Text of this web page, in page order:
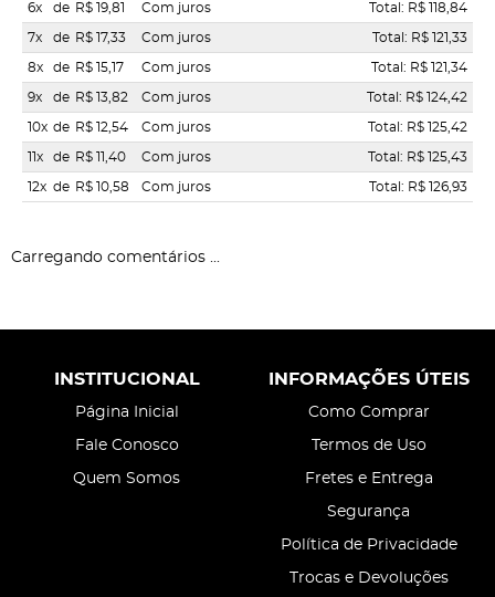
6x de R$ 19,81 Com juros Total: R$ 118,84
7x de R$ 17,33 Com juros Total: R$ 121,33
8x de R$ 15,17 Com juros Total: R$ 121,34
9x de R$ 13,82 Com juros Total: R$ 124,42
10x de R$ 12,54 Com juros Total: R$ 125,42
11x de R$ 11,40 Com juros Total: R$ 125,43
12x de R$ 10,58 Com juros Total: R$ 126,93
Carregando comentários ...
INSTITUCIONAL
Página Inicial
Fale Conosco
Quem Somos
INFORMAÇÕES ÚTEIS
Como Comprar
Termos de Uso
Fretes e Entrega
Segurança
Política de Privacidade
Trocas e Devoluções